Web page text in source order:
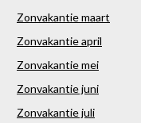
Zonvakantie maart
Zonvakantie april
Zonvakantie mei
Zonvakantie juni
Zonvakantie juli